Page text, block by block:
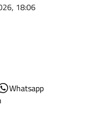
18:06
Whatsapp